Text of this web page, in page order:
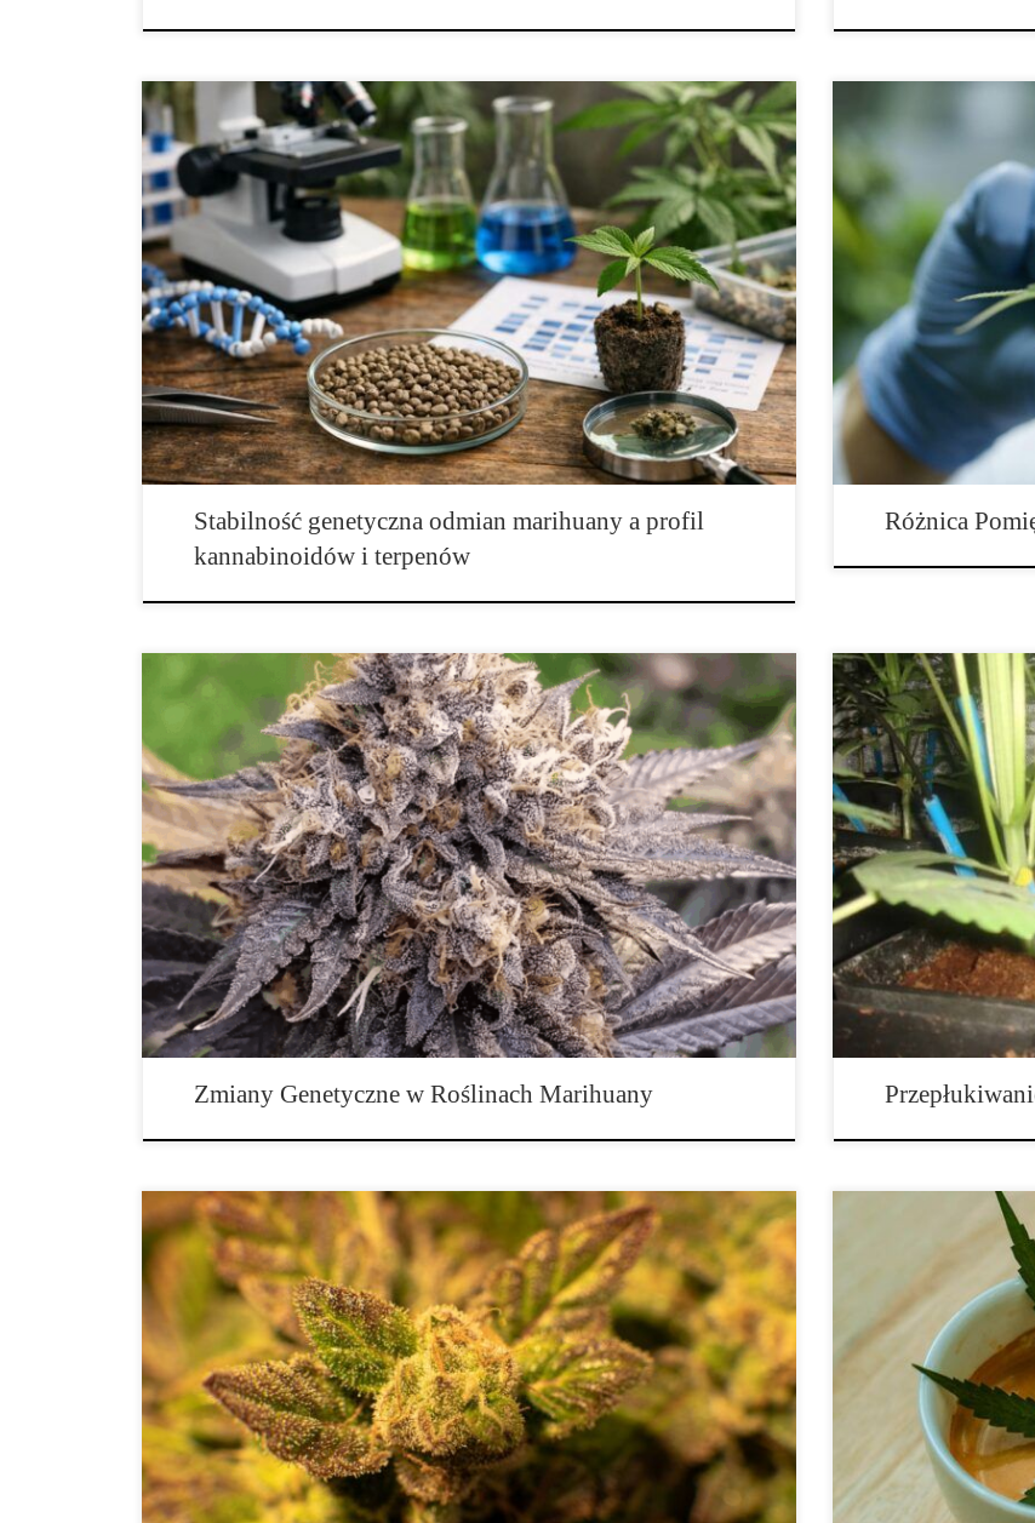
Stabilność genetyczna nasion marihuany – co oznacza i dlaczego przesądza o jakości
odmiany Stabilność genetyczna nasion marihuany to jeden z najważniejszych
czynników, które decydują o spójności cech odmiany konopi i przewidywalności
parametrów w kolejnych partiach. W praktyce chodzi o to, czy większość roślin
uzyskanych z danej puli nasion będzie prezentowała […]
Stabilność genetyczna odmian marihuany a profil
kannabinoidów i terpenów
Indica i Sativa:
indyjskie klasyfikowano
działania. Jednak
coraz mniej precyzyjne.
odmianami konopi są…
Różnica
Mutacja to przypadkowa zmiana sekwencji nukleotydów lub organizacji DNA
(genotypu) lub RNA organizmu żywego, która powoduje zmianę jego cech. DNA i RNA
to polimery utworzone z długich łańcuchów nukleotydów. W większości przypadków
zmiany te dotyczą tylko jednego nukleotydu lub bardzo małego obszaru DNA spośród
miliardów nukleotydów tworzących genom, ale są […]
Zmiany Genetyczne w Roślinach Marihuany
Marihuana jest jedną z
liczbę terpenów. Po
pieszczą kubki smakowe
pąkami najlepszej
Niezależnie od tego, czy jesteś kompletnym nowicjuszem, czy doświadczonym
weteranem palenia trawki, każdy może zgodzić się, że istnieje pewna etykieta dotycząca
palenia, niezależnie od tego, czy chodzi o skręcanie jointów, czy pakowanie bong, fajek,
a nawet waporyzatorów. Każdy szanujący się koneser przyzna, że jeśli zamierzasz pąki
musisz je najpierw zmielić. […]
Terpeny występują
najprawdopodobniej
Jeśli kiedykolwiek
pomarańczowego,
zapisywany jako „delta-